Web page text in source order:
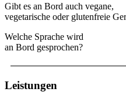
Gibt es an Bord auch vegane,
vegetarische oder glutenfreie
Welche Sprache wird
an Bord gesprochen?
Leistungen